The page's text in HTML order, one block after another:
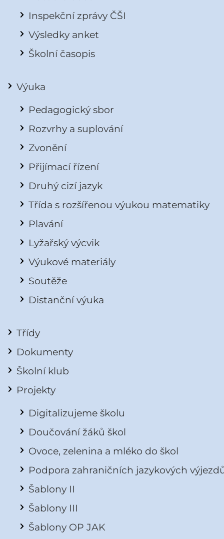
Inspekční zprávy ČŠI
Výsledky anket
Školní časopis
Výuka
Pedagogický sbor
Rozvrhy a suplování
Zvonění
Přijímací řízení
Druhý cizí jazyk
Třída s rozšířenou výukou matematiky
Plavání
Lyžařský výcvik
Výukové materiály
Soutěže
Distanční výuka
Třídy
Dokumenty
Školní klub
Projekty
Digitalizujeme školu
Doučování žáků škol
Ovoce, zelenina a mléko do škol
Podpora zahraničních jazykových
Šablony II
Šablony III
Šablony OP JAK